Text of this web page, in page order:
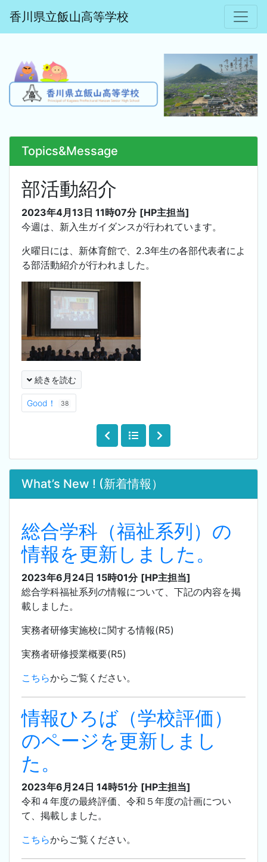
香川県立飯山高等学校
Topics&Message
部活動紹介
2023年4月13日 11時07分 [HP主担当]
今週は、新入生ガイダンスが行われています。
火曜日には、新体育館で、2.3年生の各部代表者によ
る部活動紹介が行われました。
続きを読む
Good！ 38
What’s New ! (新着情報）
総合学科（福祉系列）の
情報を更新しました。
2023年6月24日 15時01分 [HP主担当]
総合学科福祉系列の情報について、下記の内容を掲
載しました。
実務者研修実施校に関する情報(R5)
実務者研修授業概要(R5)
こちらからご覧ください。
情報ひろば（学校評価）
のページを更新しまし
た。
2023年6月24日 14時51分 [HP主担当]
令和４年度の最終評価、令和５年度の計画につい
て、掲載しました。
こちらからご覧ください。